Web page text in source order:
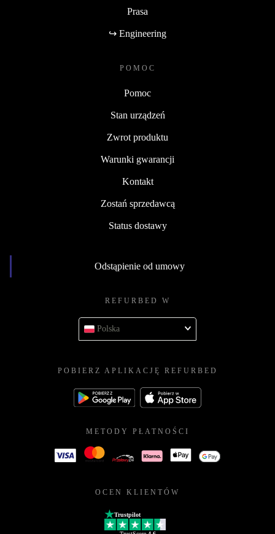
Prasa
↪ Engineering
POMOC
Pomoc
Stan urządzeń
Zwrot produktu
Warunki gwarancji
Kontakt
Zostań sprzedawcą
Status dostawy
Odstąpienie od umowy
REFURBED W
Polska
POBIERZ APLIKACJĘ REFURBED
METODY PŁATNOŚCI
OCEN KLIENTÓW
Trustpilot